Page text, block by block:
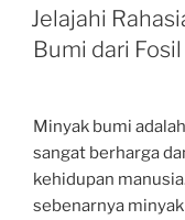
ON
Jelajahi
Bumi dari
Minyak bumi
sangat berharga
kehidupan
sebenarnya